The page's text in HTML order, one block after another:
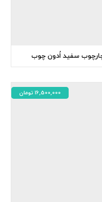
چارچوب سفید اُدون چوب
16,500,000 تومان